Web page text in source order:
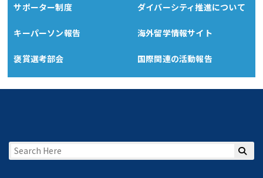
サポーター制度 ダイバーシティ推進について
キーパーソン報告 海外留学情報サイト
褒賞選考部会 国際関連の活動報告